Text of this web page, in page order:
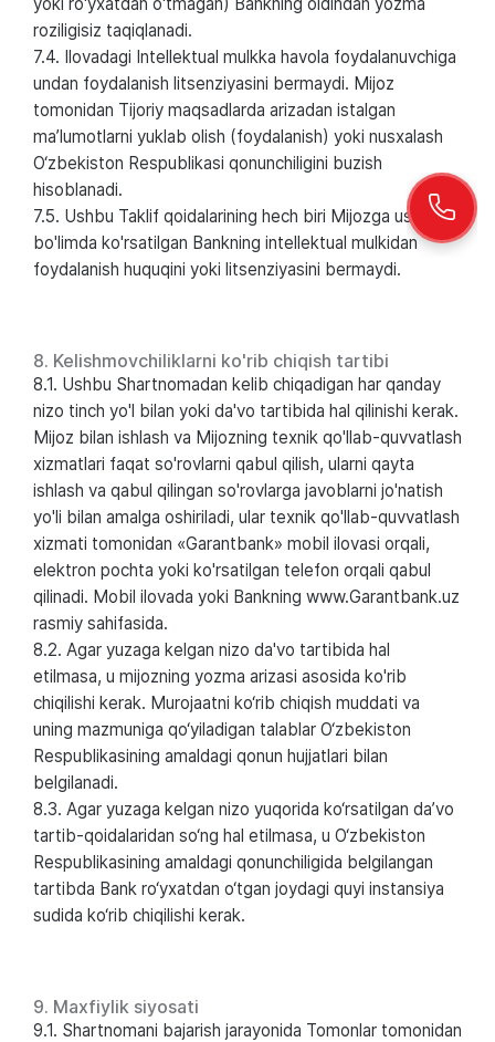
roziligisiz taqiqlanadi.
7.4. Ilovadagi Intellektual mulkka havola foydalanuvchiga
undan foydalanish litsenziyasini bermaydi. Mijoz
tomonidan Tijoriy maqsadlarda arizadan istalgan
ma’lumotlarni yuklab olish (foydalanish) yoki nusxalash
O‘zbekiston Respublikasi qonunchiligini buzish
hisoblanadi.
7.5. Ushbu Taklif qoidalarining hech biri Mijozga ushbu
bo'limda ko'rsatilgan Bankning intellektual mulkidan
foydalanish huquqini yoki litsenziyasini bermaydi.
8. Kelishmovchiliklarni ko'rib chiqish tartibi
8.1. Ushbu Shartnomadan kelib chiqadigan har qanday
nizo tinch yo'l bilan yoki da'vo tartibida hal qilinishi kerak.
Mijoz bilan ishlash va Mijozning texnik qo'llab-quvvatlash
xizmatlari faqat so'rovlarni qabul qilish, ularni qayta
ishlash va qabul qilingan so'rovlarga javoblarni jo'natish
yo'li bilan amalga oshiriladi, ular texnik qo'llab-quvvatlash
xizmati tomonidan «Garantbank» mobil ilovasi orqali,
elektron pochta yoki ko'rsatilgan telefon orqali qabul
qilinadi. Mobil ilovada yoki Bankning www.Garantbank.uz
rasmiy sahifasida.
8.2. Agar yuzaga kelgan nizo da'vo tartibida hal
etilmasa, u mijozning yozma arizasi asosida ko'rib
chiqilishi kerak. Murojaatni ko‘rib chiqish muddati va
uning mazmuniga qo‘yiladigan talablar O‘zbekiston
Respublikasining amaldagi qonun hujjatlari bilan
belgilanadi.
8.3. Agar yuzaga kelgan nizo yuqorida ko‘rsatilgan da’vo
tartib-qoidalaridan so‘ng hal etilmasa, u O‘zbekiston
Respublikasining amaldagi qonunchiligida belgilangan
tartibda Bank ro‘yxatdan o‘tgan joydagi quyi instansiya
sudida ko‘rib chiqilishi kerak.
9. Maxfiylik siyosati
9.1. Shartnomani bajarish jarayonida Tomonlar tomonidan